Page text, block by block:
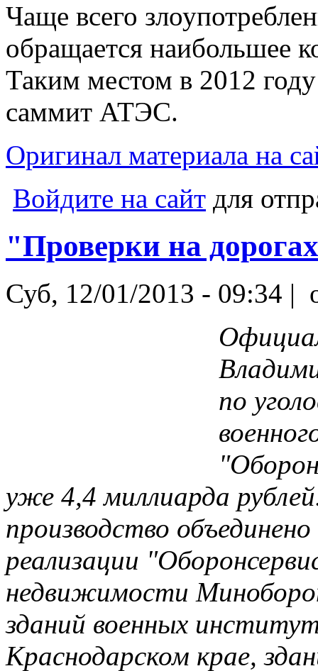
Чаще всего
обращается наибольшее
Таким местом в 2012
саммит АТЭС.
Оригинал материала на
Войдите на сайт для
"Проверки на
Суб, 12/01/2013 - 09:34 |
по
уже 4,4 миллиарда
производство
реализации
недвижимости
зданий военных
Краснодарском крае,